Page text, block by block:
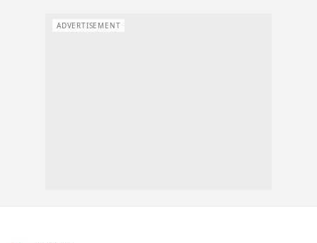
ADVERTISEMENT